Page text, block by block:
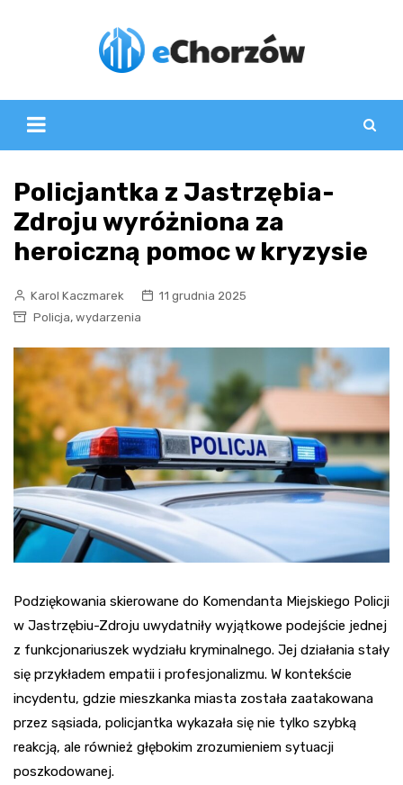
Policjantka z Jastrzębia-
Zdroju wyróżniona za
heroiczną pomoc w kryzysie
Karol Kaczmarek
11 grudnia 2025
Policja, wydarzenia
Podziękowania skierowane do Komendanta Miejskiego Policji
w Jastrzębiu-Zdroju uwydatniły wyjątkowe podejście jednej
z funkcjonariuszek wydziału kryminalnego. Jej działania stały
się przykładem empatii i profesjonalizmu. W kontekście
incydentu, gdzie mieszkanka miasta została zaatakowana
przez sąsiada, policjantka wykazała się nie tylko szybką
reakcją, ale również głębokim zrozumieniem sytuacji
poszkodowanej.